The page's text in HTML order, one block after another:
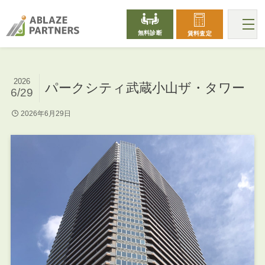
無料診断 賃料査定
パークシティ武蔵小山ザ・タワー
2026
6/29
2026年6月29日